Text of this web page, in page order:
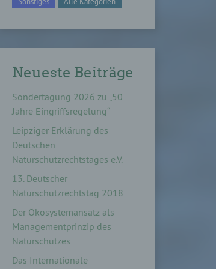
Neueste Beiträge
Sondertagung 2026 zu „50
Jahre Eingriffsregelung“
Leipziger Erklärung des
Deutschen
Naturschutzrechtstages e.V.
13. Deutscher
Naturschutzrechtstag 2018
Der Ökosystemansatz als
Managementprinzip des
Naturschutzes
Das Internationale